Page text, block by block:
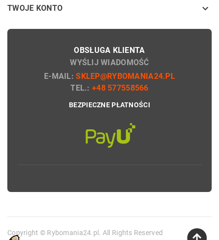
TWOJE KONTO 
OBSŁUGA KLIENTA
WYŚLIJ WIADOMOŚĆ
E-MAIL:SKLEP@RYBOMANIA24.PL
TEL.:+48 577558566
BEZPIECZNE PŁATNOŚCI
Copyright © Rybomania24.pl. All Rights Reserved